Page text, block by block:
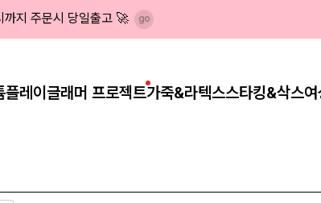
까지 주문시 당일출고 🚀
레이 글래머 프로젝트가죽&라텍스스타킹&삭스